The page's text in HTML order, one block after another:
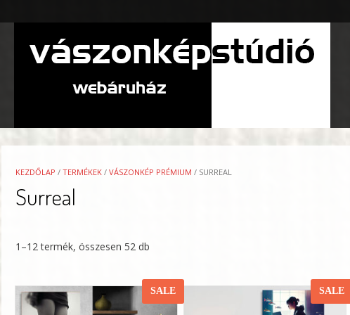
to
KEZDŐLAP / TERMÉKEK / VÁSZONKÉP PRÉMIUM / SURREAL
Surreal
1–12 termék, összesen 52 db
SALE SALE